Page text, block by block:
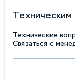
Техническим
Технические
Связаться с